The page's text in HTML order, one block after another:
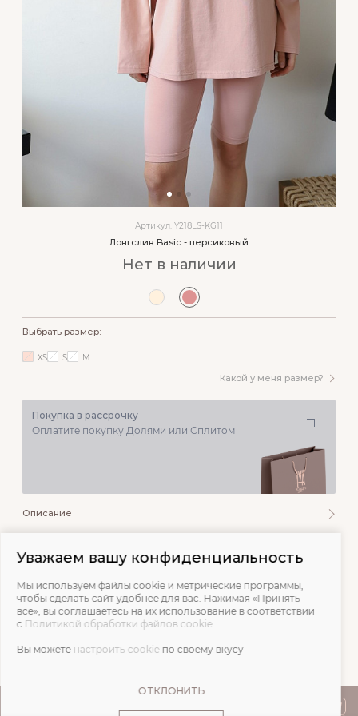
Артикул: Y218LS-KG11
Лонгслив Basic - персиковый
Нет в наличии
Выбрать размер:
Какой у меня размер?
XS S M
Покупка в рассрочку
Оплатите покупку Долями или Сплитом
Описание
Состав и уход
Обмеры
Уважаем вашу конфиденциальность
Мы используем файлы cookie и метрические программы,
чтобы сделать сайт удобнее для вас. Нажимая «Принять
все», вы соглашаетесь на их использование в соответствии
с Политикой обработки файлов cookie.
Вы можете настроить cookie по своему вкусу
ОТКЛОНИТЬ